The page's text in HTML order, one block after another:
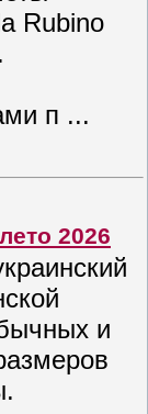
Rubino
п ...
2026
и